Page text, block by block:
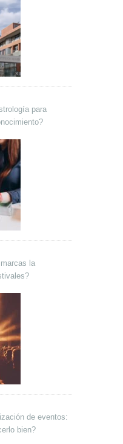
para
la
de eventos:
bien?